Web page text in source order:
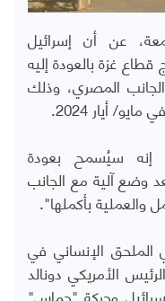
عن أن إسرائيل
غزة بالعودة إليه
المصري، وذلك
أيار 2024.
إنه سيُسمح بعودة
وضع آلية مع الجانب
والعملية بأكملها".
الإنساني في
الأمريكي دونالد
وحركة "حماس"